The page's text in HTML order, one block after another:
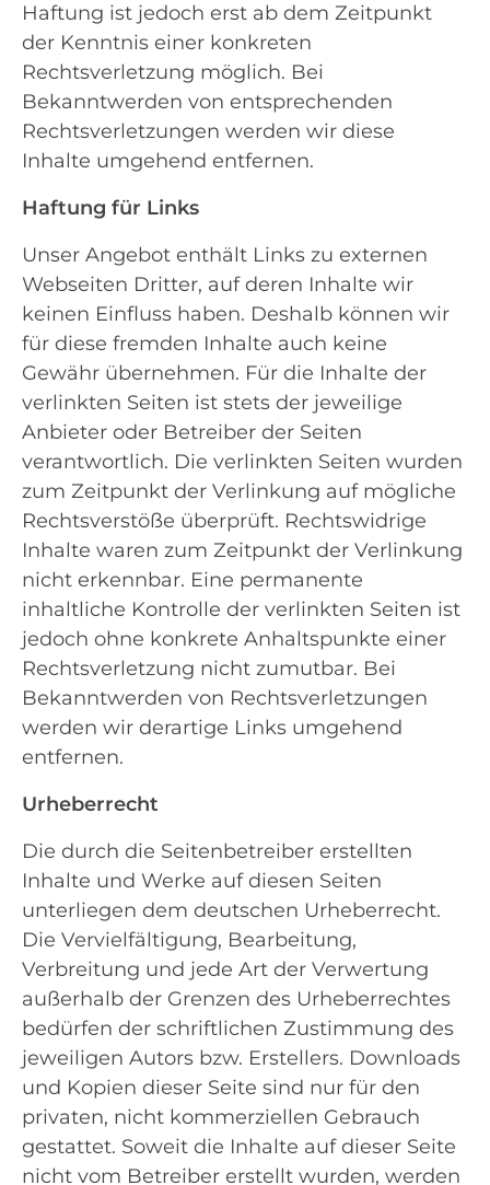
Haftung ist jedoch erst ab dem Zeitpunkt
der Kenntnis einer konkreten
Rechtsverletzung möglich. Bei
Bekanntwerden von entsprechenden
Rechtsverletzungen werden wir diese
Inhalte umgehend entfernen.
Haftung für Links
Unser Angebot enthält Links zu externen
Webseiten Dritter, auf deren Inhalte wir
keinen Einfluss haben. Deshalb können wir
für diese fremden Inhalte auch keine
Gewähr übernehmen. Für die Inhalte der
verlinkten Seiten ist stets der jeweilige
Anbieter oder Betreiber der Seiten
verantwortlich. Die verlinkten Seiten wurden
zum Zeitpunkt der Verlinkung auf mögliche
Rechtsverstöße überprüft. Rechtswidrige
Inhalte waren zum Zeitpunkt der Verlinkung
nicht erkennbar. Eine permanente
inhaltliche Kontrolle der verlinkten Seiten ist
jedoch ohne konkrete Anhaltspunkte einer
Rechtsverletzung nicht zumutbar. Bei
Bekanntwerden von Rechtsverletzungen
werden wir derartige Links umgehend
entfernen.
Urheberrecht
Die durch die Seitenbetreiber erstellten
Inhalte und Werke auf diesen Seiten
unterliegen dem deutschen Urheberrecht.
Die Vervielfältigung, Bearbeitung,
Verbreitung und jede Art der Verwertung
außerhalb der Grenzen des Urheberrechtes
bedürfen der schriftlichen Zustimmung des
jeweiligen Autors bzw. Erstellers. Downloads
und Kopien dieser Seite sind nur für den
privaten, nicht kommerziellen Gebrauch
gestattet. Soweit die Inhalte auf dieser Seite
nicht vom Betreiber erstellt wurden, werden